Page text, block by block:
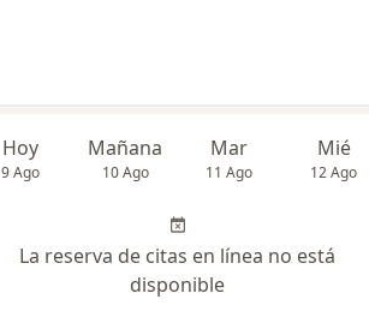
Hoy
9 Ago
Mañana
10 Ago
Mar
11 Ago
Mié
12 Ago
La reserva de citas en línea no está
disponible